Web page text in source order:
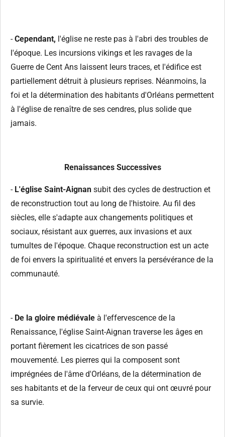
-Cependant, l'église ne reste pas à l'abri des troubles de
l'époque. Les incursions vikings et les ravages de la
Guerre de Cent Ans laissent leurs traces, et l'édifice est
partiellement détruit à plusieurs reprises. Néanmoins, la
foi et la détermination des habitants d'Orléans permettent
à l'église de renaître de ses cendres, plus solide que
jamais.
Renaissances Successives
- L'église Saint-Aignan subit des cycles de destruction et
de reconstruction tout au long de l'histoire. Au fil des
siècles, elle s'adapte aux changements politiques et
sociaux, résistant aux guerres, aux invasions et aux
tumultes de l'époque. Chaque reconstruction est un acte
de foi envers la spiritualité et envers la persévérance de la
communauté.
-De la gloire médiévale à l'effervescence de la
Renaissance, l'église Saint-Aignan traverse les âges en
portant fièrement les cicatrices de son passé
mouvementé. Les pierres qui la composent sont
imprégnées de l'âme d'Orléans, de la détermination de
ses habitants et de la ferveur de ceux qui ont œuvré pour
sa survie.